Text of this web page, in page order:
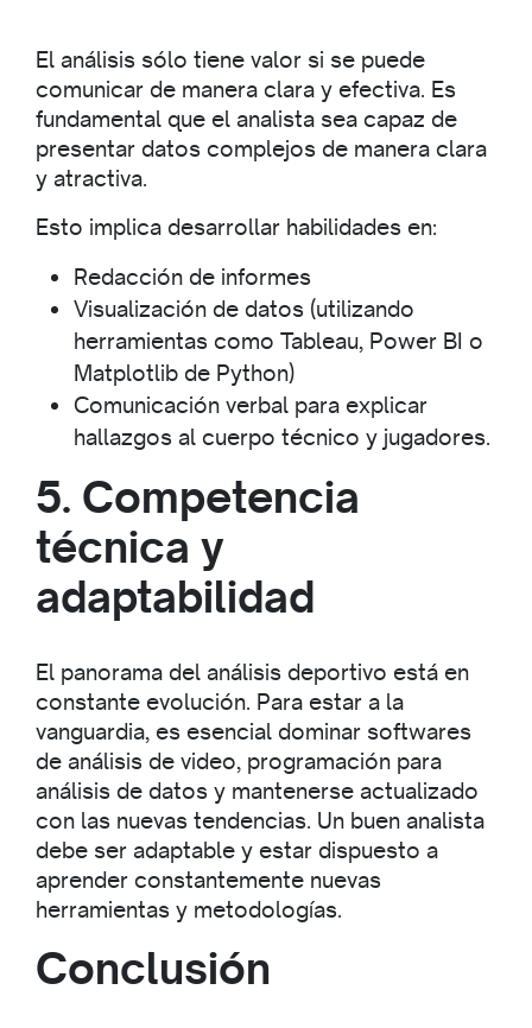
El análisis sólo tiene valor si se puede
comunicar de manera clara y efectiva. Es
fundamental que el analista sea capaz de
presentar datos complejos de manera clara
y atractiva.
Esto implica desarrollar habilidades en:
Redacción de informes
Visualización de datos (utilizando
herramientas como Tableau, Power BI o
Matplotlib de Python)
Comunicación verbal para explicar
hallazgos al cuerpo técnico y jugadores.
5. Competencia
técnica y
adaptabilidad
El panorama del análisis deportivo está en
constante evolución. Para estar a la
vanguardia, es esencial dominar softwares
de análisis de video, programación para
análisis de datos y mantenerse actualizado
con las nuevas tendencias. Un buen analista
debe ser adaptable y estar dispuesto a
aprender constantemente nuevas
herramientas y metodologías.
Conclusión